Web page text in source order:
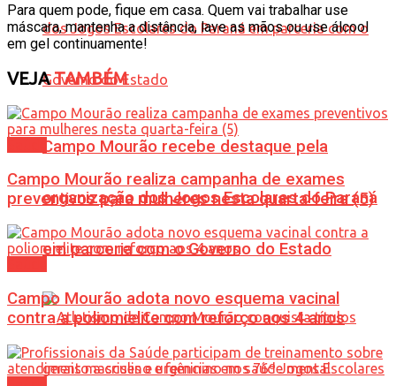
Campo Mourão recebe destaque pela
organização dos Jogos Escolares do Paraná
em parceria com o Governo do Estado
Para quem pode, fique em casa. Quem vai trabalhar use
máscara, mantenha a distância, lave as mãos ou use álcool
em gel continuamente!
VEJATAMBÉM
Campo Mourão realiza campanha de exames
preventivos para mulheres nesta quarta-feira (5)
Campo Mourão adota novo esquema vacinal
contra a poliomielite com reforço aos 4 anos